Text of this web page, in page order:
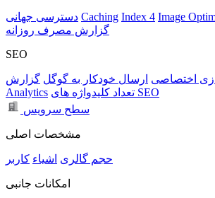
دسترسی جهانی Caching Index 4 Image
گزارش مصرف روزانه
SEO
اختصاصی ارسال خودکار به گوگل گزارش
Analytics
تعداد کلیدواژه های SEO
سطح سرویس
مشخصات اصلی
حجم گالری اشیاء کاربر
امکانات جانبی